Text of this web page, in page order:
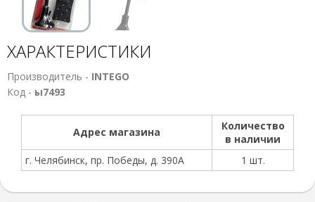
ХАРАКТЕРИСТИКИ
Производитель - INTEGO
Код - ы7493
Адрес магазина
Количество
в наличии
г. Челябинск, пр. Победы, д. 390А
1 шт.